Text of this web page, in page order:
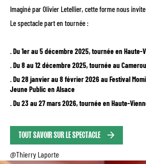
Imaginé par Olivier Letellier, cette forme nous
Le spectacle part en tournée :
. Du 1er au 5 décembre 2025, tournée en Haute-
. Du 8 au 12 décembre 2025, tournée au
. Du 28 janvier au 8 février 2026 au Festival
Jeune Public en Alsace
. Du 23 au 27 mars 2026, tournée en Haute-
TOUT SAVOIR SUR LE SPECTACLE
@Thierry Laporte